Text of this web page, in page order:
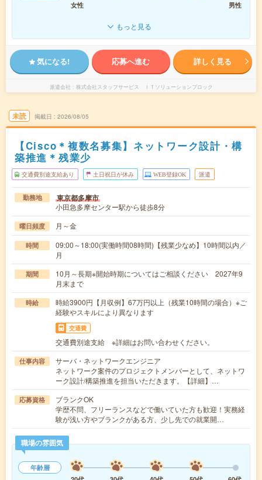
女性
男性
もっと見る
気になる! 応募へ進む 詳しく見る
派遣会社 株式会社スタッフサービス ＩＴソリューションブロック
未読 掲載日 2026/08/05
【Cisco＊複数名募集】ネットワーク設計・構
築推進＊残業少
交通費別途支給あり 土日祝日が休み WEB登録OK 派遣
勤務地 東京都多摩市
小田急多摩センター駅から徒歩8分
曜日頻度 月～金
時間
09:00～18:00(実働時間08時間)【残業少なめ】10時間以内／
月
期間
10月～長期※開始時期についてはご相談ください 2027年9
月末まで
時給
時給3900円【月収例】67万円以上（残業10時間の場合）※ご
経験やスキルにより異なります
交通費
交通費別途支給 ※詳細はお問い合わせください。
仕事内容
サーバ・ネットワークエンジニア
ネットワーク案件のプロジェクトメンバーとして、ネットワ
ーク設計/構築推進を担当いただきます。【詳細】…
応募資格
ブランクOK
学歴不問、フリーランスなどで働いていた方も歓迎！実務経
験が浅い方やブランクがある方、少し先での就業開…
職場の雰囲気
年齢層